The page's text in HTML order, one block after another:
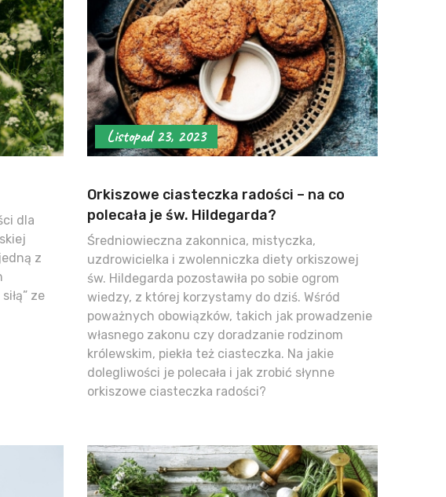
dla
z
ze
Listopad 23, 2023
Orkiszowe ciasteczka radości – na co
polecała je św. Hildegarda?
Średniowieczna zakonnica, mistyczka,
uzdrowicielka i zwolenniczka diety orkiszowej
św. Hildegarda pozostawiła po sobie ogrom
wiedzy, z której korzystamy do dziś. Wśród
poważnych obowiązków, takich jak prowadzenie
własnego zakonu czy doradzanie rodzinom
królewskim, piekła też ciasteczka. Na jakie
dolegliwości je polecała i jak zrobić słynne
orkiszowe ciasteczka radości?